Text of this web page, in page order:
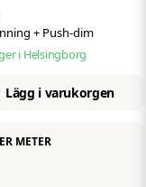
+ Push-dim
i Helsingborg
Lägg i varukorgen
METER